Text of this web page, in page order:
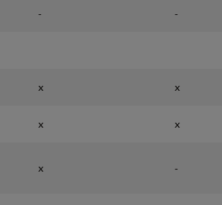
- -
x x
x x
x -